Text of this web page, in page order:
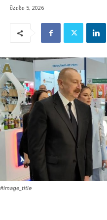
მაისი 5, 2026
#image_title